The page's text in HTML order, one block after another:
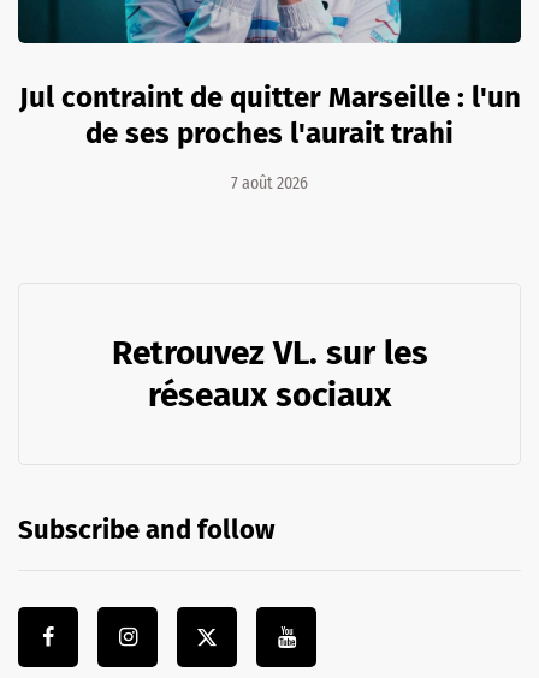
Jul contraint de quitter Marseille : l'un
de ses proches l'aurait trahi
7 août 2026
Retrouvez VL. sur les
réseaux sociaux
Subscribe and follow